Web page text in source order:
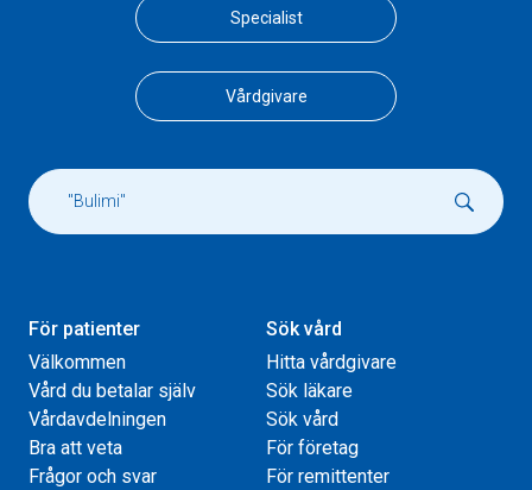
Specialist
Vårdgivare
För patienter
Välkommen
Vård du betalar själv
Vårdavdelningen
Bra att veta
Frågor och svar
Sök vård
Hitta vårdgivare
Sök läkare
Sök vård
För företag
För remittenter